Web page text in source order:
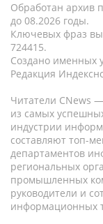
Обработан архив
до 08.2026 годы.
Ключевых фраз
724415.
Создано именных
Редакция
Читатели CNews
из самых
индустрии
составляют топ-
департаментов
региональных
промышленных
руководители и
информационных